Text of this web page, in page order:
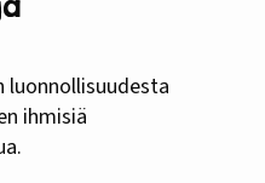
luonnollisuudesta
ihmisiä